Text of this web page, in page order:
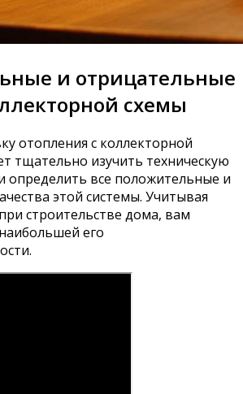
и отрицательные
схемы
отопления с коллекторной
тщательно изучить техническую
определить все положительные и
этой системы. Учитывая
строительстве дома, вам
его